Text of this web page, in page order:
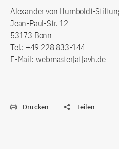
Alexander von Humboldt-
Jean-Paul-Str. 12
53173 Bonn
Tel.: +49 228 833-144
E-Mail: webmaster[at]avh.de
Drucken Teilen